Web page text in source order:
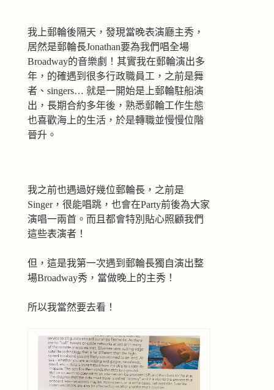
我上郵輪後隔天，發現當晚表演廳主秀，
居然是郵輪長Jonathan要為我們唱全場
Broadway的音樂劇！其實我在郵輪演出多
年，的確遇到很多行政職員工，之前是舞
者、singers… 就是一開始是上郵輪駐船演
出，長期合約多年後，熟悉郵輪工作生態
也喜歡海上的生活，於是轉職並慢慢位階
晉升。
我之前也遇過好幾位郵輪長，之前是
Singer，很能唱跳，也會在Party前後為大家
演唱一兩首。而且都會特別貼心照顧我們
這些表演者！
但，這是我第一次遇到郵輪長獨自演出整
場Broadway秀，當做晚上的主秀！
所以我當然要去看！